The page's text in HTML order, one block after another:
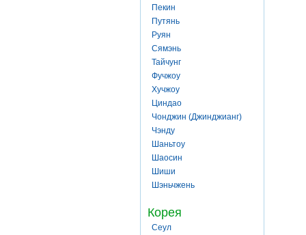
Пекин
Путянь
Руян
Сямэнь
Тайчунг
Фучжоу
Хучжоу
Циндао
Чонджин (Джинджианг)
Чэнду
Шаньтоу
Шаосин
Шиши
Шэньчжень
Корея
Сеул